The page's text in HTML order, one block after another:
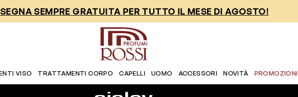
SEMPRE GRATUITA PER TUTTO IL MESE DI AGOSTO!
VISO TRATTAMENTI CORPO CAPELLI UOMO ACCESSORI NOVITÀ PROMOZIONI